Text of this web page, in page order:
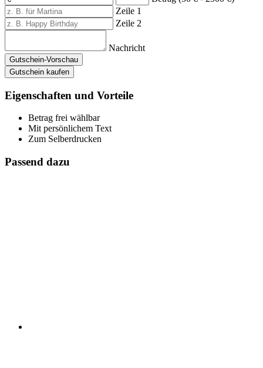
Zeile 1
Zeile 2
Nachricht
Gutschein-Vorschau
Gutschein kaufen
Eigenschaften und Vorteile
Betrag frei wählbar
Mit persönlichem Text
Zum Selberdrucken
Passend dazu